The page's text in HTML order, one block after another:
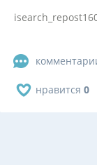
нравится 0